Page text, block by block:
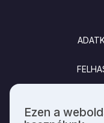
Ezen a